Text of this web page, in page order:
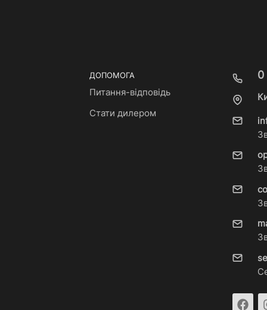
ДОПОМОГА
Питання-відповідь
Стати дилером
0